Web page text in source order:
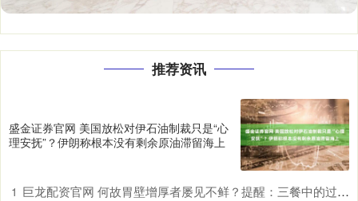
推荐资讯
盛金证券官网 美国放松对伊石油制裁只是“心
理安抚”？伊朗称根本没有剩余原油滞留海上
1 巨龙配资官网 何故胃壁增厚者屡见不鲜？提醒：三餐中的过快进食习惯许是诱因